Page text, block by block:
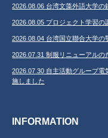
2026.08.06 台湾文藻外語大学の
2026.08.05 プロジェクト学習
2026.08.04 台湾国立聯合大学の
2026.07.31 制服リニューアルの
2026.07.30 自主活動グループ
施しました
INFORMATION